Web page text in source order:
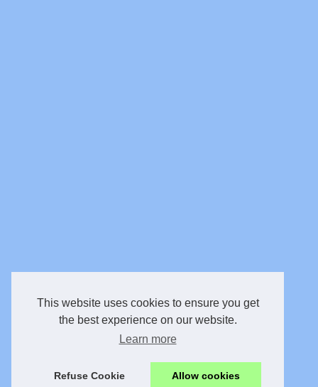
This website uses cookies to ensure you get
the best experience on our website.
Learn more
Refuse Cookie Allow cookies